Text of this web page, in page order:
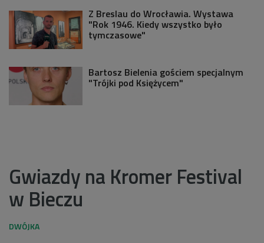
Z Breslau do Wrocławia. Wystawa
"Rok 1946. Kiedy wszystko było
tymczasowe"
Bartosz Bielenia gościem specjalnym
"Trójki pod Księżycem"
Gwiazdy na Kromer Festival
w Bieczu